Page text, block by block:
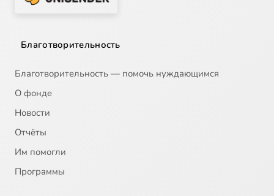
Благотворительность
Благотворительность — помочь нуждающимся
О фонде
Новости
Отчёты
Им помогли
Программы